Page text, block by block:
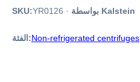
SKU:YR0126 · بواسطة Kalstein
الفئة:Non-refrigerated centrifuges